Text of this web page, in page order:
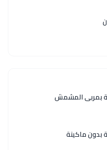
بمربى المشمش
بدون ماكينة